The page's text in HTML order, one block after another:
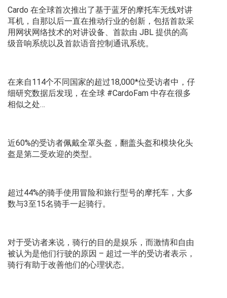
Cardo 在全球首次推出了基于蓝牙的摩托车无线对讲
耳机，自那以后一直在推动行业的创新，包括首款采
用网状网络技术的对讲设备、首款由 JBL 提供的高
级音响系统以及首款语音控制通讯系统。
在来自114个不同国家的超过18,000*位受访者中，仔
细研究数据后发现，在全球 #CardoFam 中存在很多
相似之处…
近60%的受访者佩戴全罩头盔，翻盖头盔和模块化头
盔是第二受欢迎的类型。
超过44%的骑手使用冒险和旅行型号的摩托车，大多
数与3至15名骑手一起骑行。
对于受访者来说，骑行的目的是娱乐，而激情和自由
被认为是他们行驶的原因 – 超过一半的受访者表示，
骑行有助于改善他们的心理状态。